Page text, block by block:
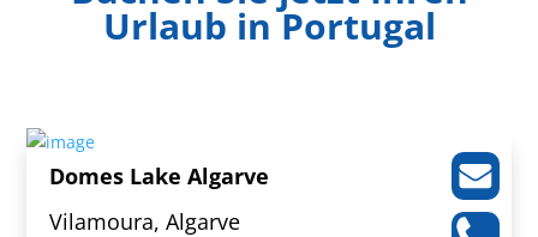
Urlaub in Portugal
Domes Lake Algarve
Vilamoura, Algarve